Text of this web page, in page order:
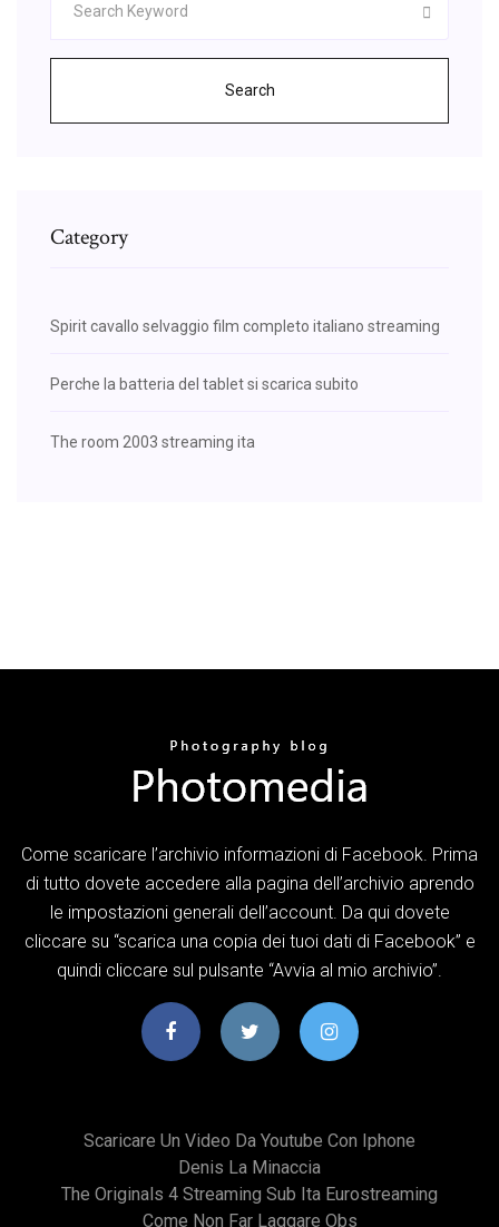
Search
Category
Spirit cavallo selvaggio film completo italiano streaming
Perche la batteria del tablet si scarica subito
The room 2003 streaming ita
Come scaricare l’archivio informazioni di Facebook. Prima
di tutto dovete accedere alla pagina dell’archivio aprendo
le impostazioni generali dell’account. Da qui dovete
cliccare su “scarica una copia dei tuoi dati di Facebook” e
quindi cliccare sul pulsante “Avvia al mio archivio”.
Scaricare Un Video Da Youtube Con Iphone
Denis La Minaccia
The Originals 4 Streaming Sub Ita Eurostreaming
Come Non Far Laggare Obs